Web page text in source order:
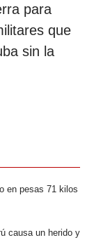
para
que
sin la
en pesas 71 kilos
causa un herido y